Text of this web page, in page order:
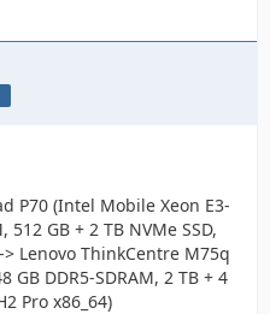
P70 (Intel Mobile Xeon E3-
512 GB + 2 TB NVMe SSD,
Lenovo ThinkCentre M75q
GB DDR5-SDRAM, 2 TB + 4
Pro x86_64)